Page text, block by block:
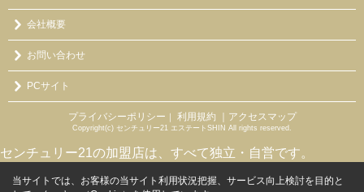
会社概要
お問い合わせ
PCサイト
プライバシーポリシー ｜ 利用規約 ｜アクセスマップ
Copyright(c) センチュリー21 エステートSHIN All rights reserved.
センチュリー21の加盟店は、すべて独立・自営です。
当サイトでは、お客様の当サイト利用状況把握、サービス向上検討を目的と